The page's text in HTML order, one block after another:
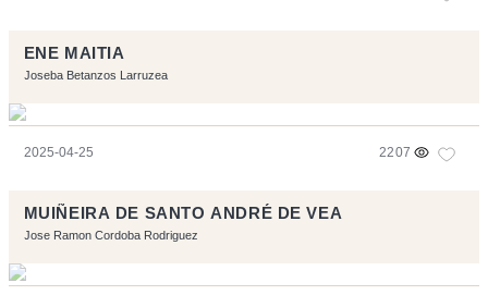
ENE MAITIA
Joseba Betanzos Larruzea
2025-04-25 2207
MUIÑEIRA DE SANTO ANDRÉ DE VEA
Jose Ramon Cordoba Rodriguez